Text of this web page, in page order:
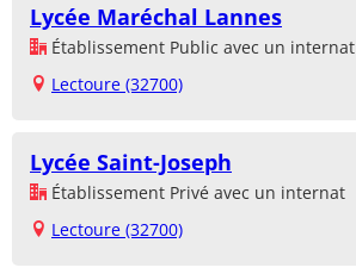
Lycée Maréchal Lannes
Établissement Public avec un internat
Lectoure (32700)
Lycée Saint-Joseph
Établissement Privé avec un internat
Lectoure (32700)